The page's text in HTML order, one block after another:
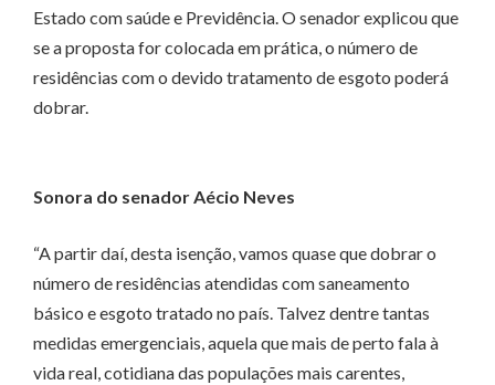
Estado com saúde e Previdência. O senador explicou que
se a proposta for colocada em prática, o número de
residências com o devido tratamento de esgoto poderá
dobrar.
Sonora do senador Aécio Neves
“A partir daí, desta isenção, vamos quase que dobrar o
número de residências atendidas com saneamento
básico e esgoto tratado no país. Talvez dentre tantas
medidas emergenciais, aquela que mais de perto fala à
vida real, cotidiana das populações mais carentes,